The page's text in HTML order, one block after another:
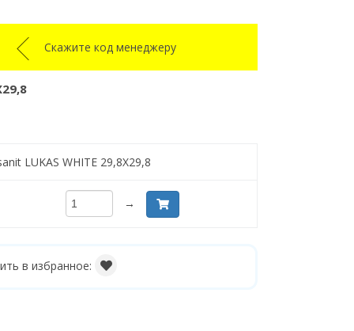
Скажите код менеджеру
LUKAS WHITE 29,8X29,8
→
в избранное: